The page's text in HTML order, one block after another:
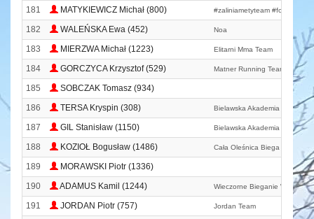
181 MATYKIEWICZ Michał (800) #zaliniametyteam
182 WALEŃSKA Ewa (452) Noa
183 MIERZWA Michał (1223) Elitarni Mma Team
184 GORCZYCA Krzysztof (529) Matner Running Team
185
SOBCZAK Tomasz (934)
186
TERSA Kryspin (308) Bielawska Akademia Biegania
187 GIL Stanisław (1150) Bielawska Akademia Biegania
188 KOZIOŁ Bogusław (1486) Cała Oleśnica Biega
189
MORAWSKI Piotr (1336)
190
ADAMUS Kamil (1244) Wieczorne Bieganie W Opolu
191 JORDAN Piotr (757) Jordan Team